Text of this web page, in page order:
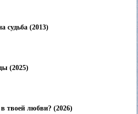
судьба (2013)
(2025)
твоей любви? (2026)